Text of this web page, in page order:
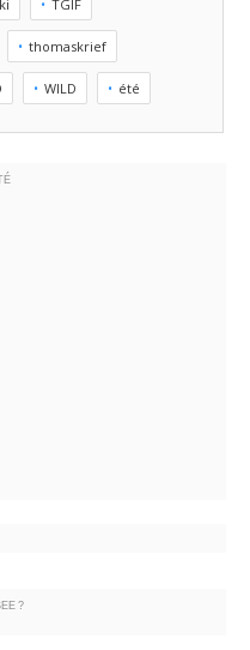
TGIF
thomaskrief
WILD été
?